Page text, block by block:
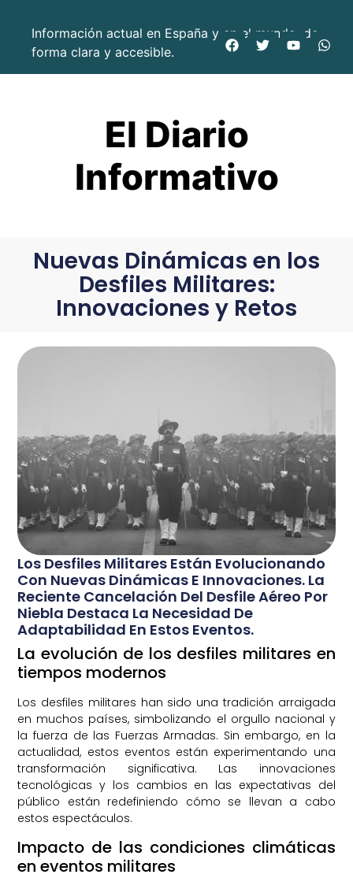
Información actual en España y en el mundo, de
forma clara y accesible.
El Diario
Informativo
Nuevas Dinámicas en los
Desfiles Militares:
Innovaciones y Retos
Los Desfiles Militares Están Evolucionando
Con Nuevas Dinámicas E Innovaciones. La
Reciente Cancelación Del Desfile Aéreo Por
Niebla Destaca La Necesidad De
Adaptabilidad En Estos Eventos.
La evolución de los desfiles militares en
tiempos modernos
Los desfiles militares han sido una tradición arraigada
en muchos países, simbolizando el orgullo nacional y
la fuerza de las Fuerzas Armadas. Sin embargo, en la
actualidad, estos eventos están experimentando una
transformación significativa. Las innovaciones
tecnológicas y los cambios en las expectativas del
público están redefiniendo cómo se llevan a cabo
estos espectáculos.
Impacto de las condiciones climáticas
en eventos militares